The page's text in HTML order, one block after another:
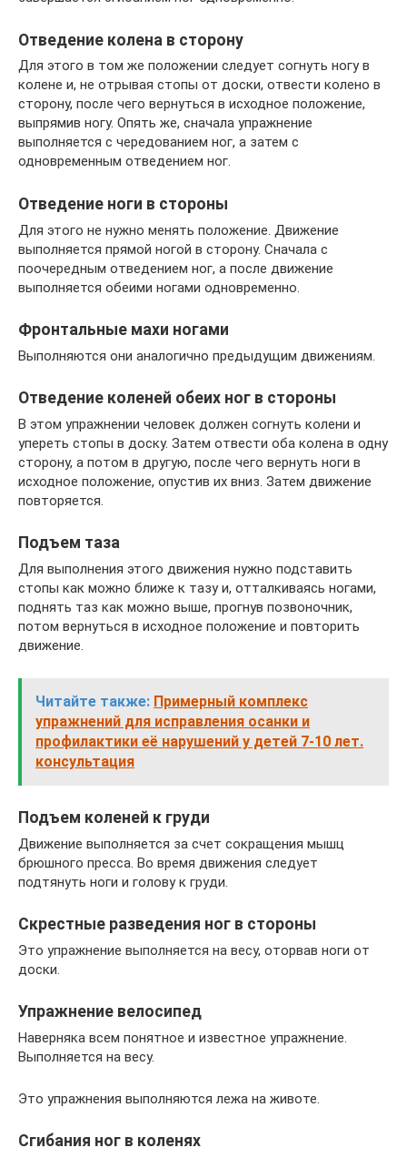
Отведение колена в сторону
Для этого в том же положении следует согнуть ногу в
колене и, не отрывая стопы от доски, отвести колено в
сторону, после чего вернуться в исходное положение,
выпрямив ногу. Опять же, сначала упражнение
выполняется с чередованием ног, а затем с
одновременным отведением ног.
Отведение ноги в стороны
Для этого не нужно менять положение. Движение
выполняется прямой ногой в сторону. Сначала с
поочередным отведением ног, а после движение
выполняется обеими ногами одновременно.
Фронтальные махи ногами
Выполняются они аналогично предыдущим движениям.
Отведение коленей обеих ног в стороны
В этом упражнении человек должен согнуть колени и
упереть стопы в доску. Затем отвести оба колена в одну
сторону, а потом в другую, после чего вернуть ноги в
исходное положение, опустив их вниз. Затем движение
повторяется.
Подъем таза
Для выполнения этого движения нужно подставить
стопы как можно ближе к тазу и, отталкиваясь ногами,
поднять таз как можно выше, прогнув позвоночник,
потом вернуться в исходное положение и повторить
движение.
Читайте также: Примерный комплекс
упражнений для исправления осанки и
профилактики её нарушений у детей 7-10 лет.
консультация
Подъем коленей к груди
Движение выполняется за счет сокращения мышц
брюшного пресса. Во время движения следует
подтянуть ноги и голову к груди.
Скрестные разведения ног в стороны
Это упражнение выполняется на весу, оторвав ноги от
доски.
Упражнение велосипед
Наверняка всем понятное и известное упражнение.
Выполняется на весу.
Это упражнения выполняются лежа на животе.
Сгибания ног в коленях